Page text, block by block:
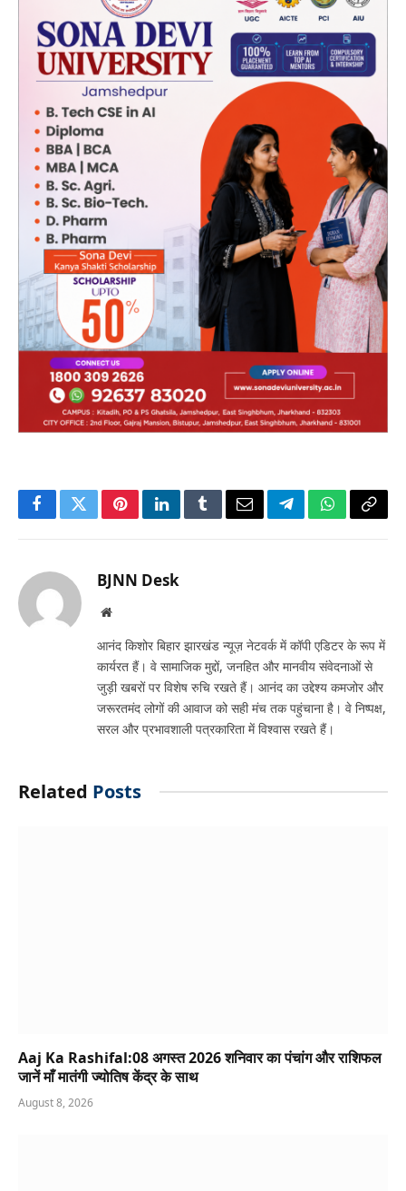
FacebookTwitterPinterestLinkedInTumblrEmailTelegramWhatsApp
Copy
BJNN Desk
Website
आनंद किशोर बिहार झारखंड न्यूज़ नेटवर्क में कॉपी एडिटर के रूप में
कार्यरत हैं। वे सामाजिक मुद्दों, जनहित और मानवीय संवेदनाओं से
जुड़ी खबरों पर विशेष रुचि रखते हैं। आनंद का उद्देश्य कमजोर और
जरूरतमंद लोगों की आवाज को सही मंच तक पहुंचाना है। वे निष्पक्ष,
सरल और प्रभावशाली पत्रकारिता में विश्वास रखते हैं।
Related Posts
Aaj Ka Rashifal:08 अगस्त 2026 शनिवार का पंचांग और राशिफल
जानें माँ मातंगी ज्योतिष केंद्र के साथ
August 8, 2026